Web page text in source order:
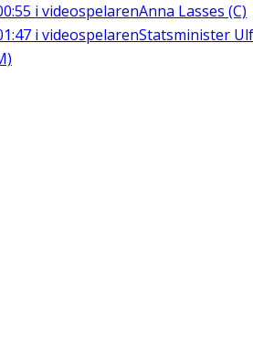
i videospelarenAnna Lasses (C)
i videospelarenStatsminister Ulf